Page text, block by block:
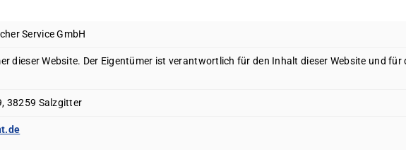
Service GmbH
dieser Website. Der Eigentümer ist verantwortlich für den Inhalt dieser Website und
38259 Salzgitter